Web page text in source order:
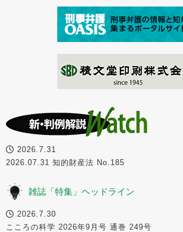
2026.7.31
2026.07.31 知的財産法 No.185
雑誌「特集」ヘッドライン
2026.7.30
こころの科学 2026年9月号 通巻 249号